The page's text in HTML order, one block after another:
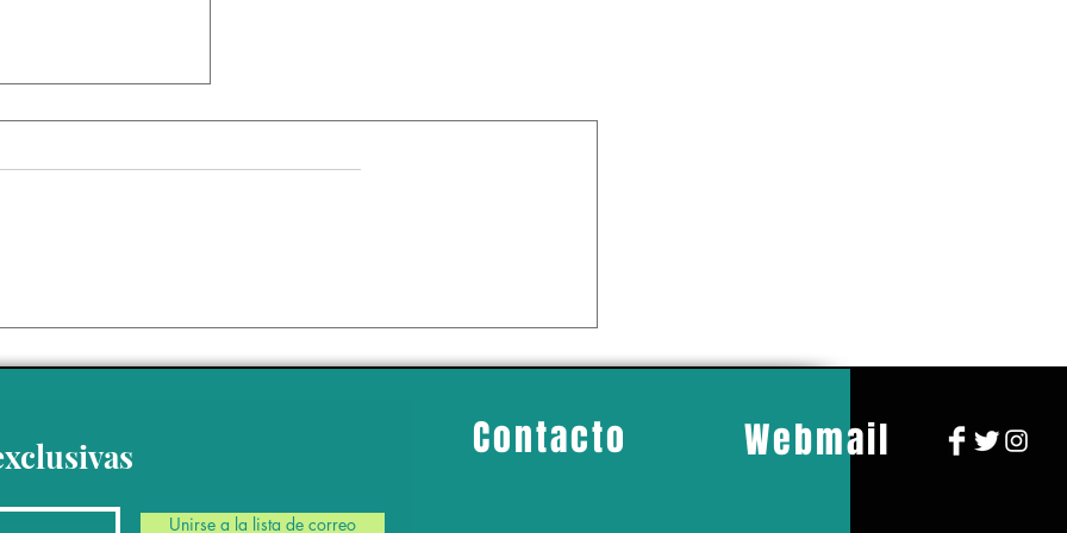
Dr. Enrique
Unirse a la lista de correo
Contacto Webmail